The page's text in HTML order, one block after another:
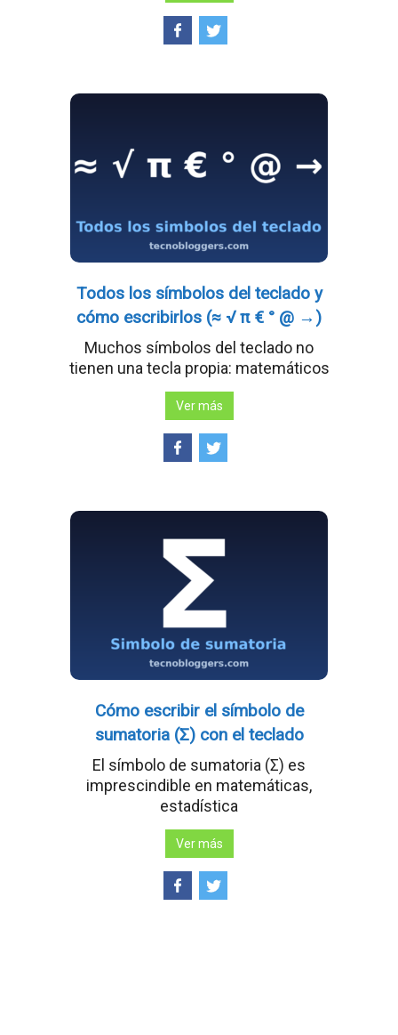
Todos los símbolos del teclado y
cómo escribirlos (≈ √ π € ° @ →)
Muchos símbolos del teclado no
tienen una tecla propia: matemáticos
Ver más
Cómo escribir el símbolo de
sumatoria (Σ) con el teclado
El símbolo de sumatoria (Σ) es
imprescindible en matemáticas,
estadística
Ver más